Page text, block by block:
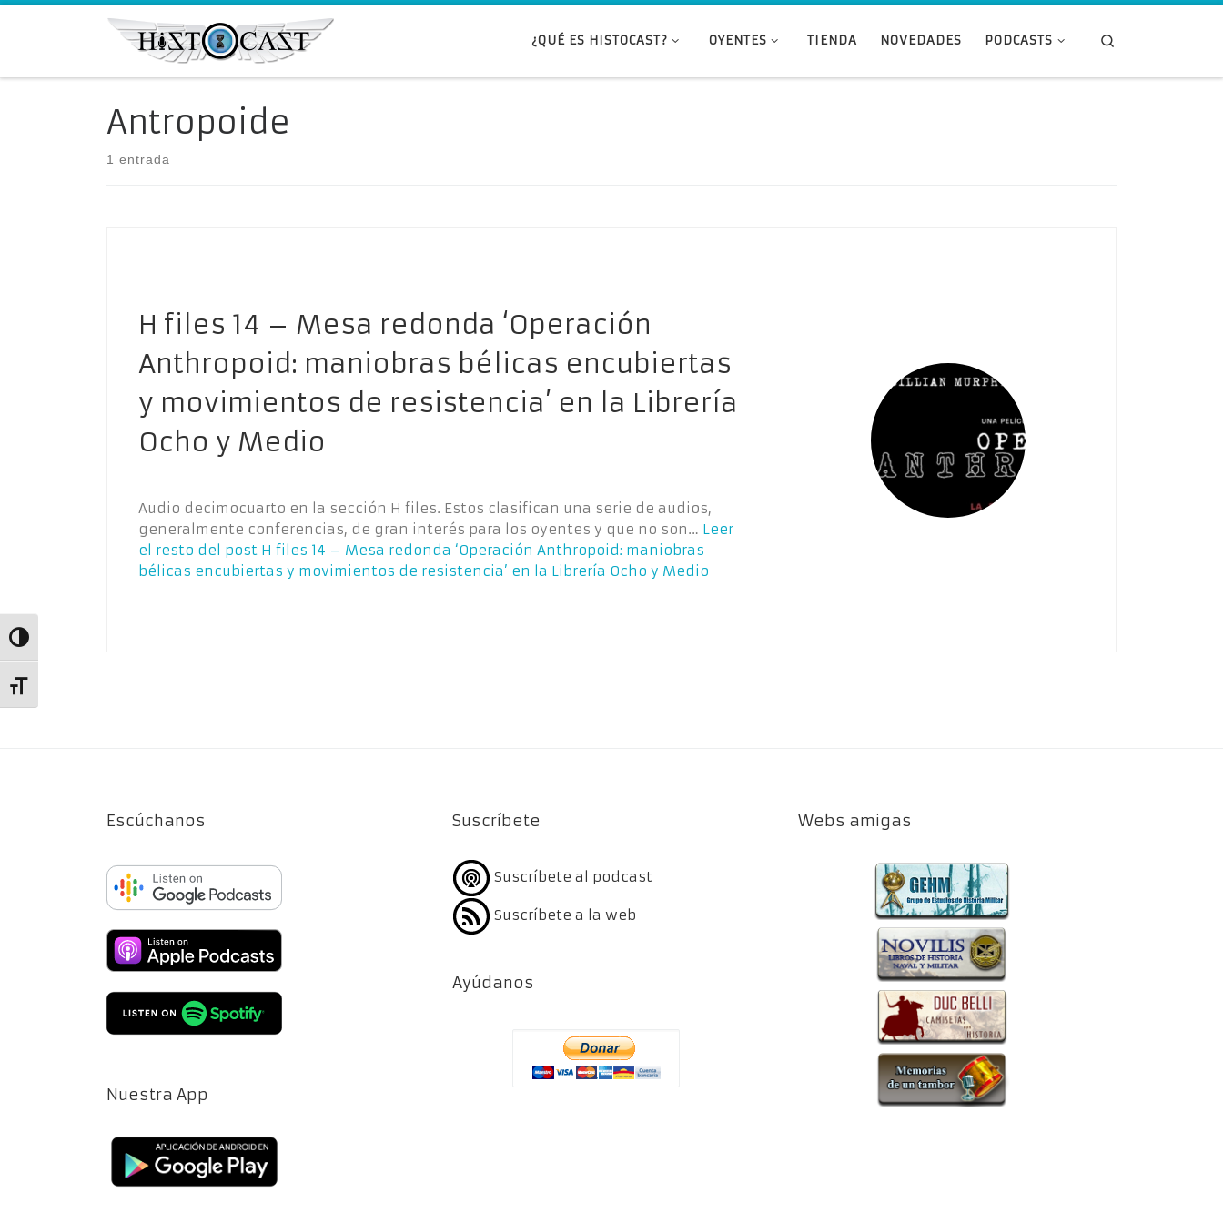
Alternar alto contraste
Alternar tamaño de letra
Saltar al contenido
¿QUÉ ES HISTOCAST? OYENTES TIENDA NOVEDADES PODCASTS
Antropoide
1 entrada
H files 14 – Mesa redonda ‘Operación
Anthropoid: maniobras bélicas encubiertas
y movimientos de resistencia’ en la Librería
Ocho y Medio
Audio decimocuarto en la sección H files. Estos clasifican una serie de audios,
generalmente conferencias, de gran interés para los oyentes y que no son… Leer
el resto del post H files 14 – Mesa redonda ‘Operación Anthropoid: maniobras
bélicas encubiertas y movimientos de resistencia’ en la Librería Ocho y Medio
Escúchanos
Nuestra App
Suscríbete
Suscríbete al podcast
Suscríbete a la web
Ayúdanos
Webs amigas